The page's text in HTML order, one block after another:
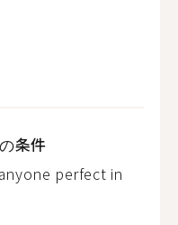
条件
perfect in